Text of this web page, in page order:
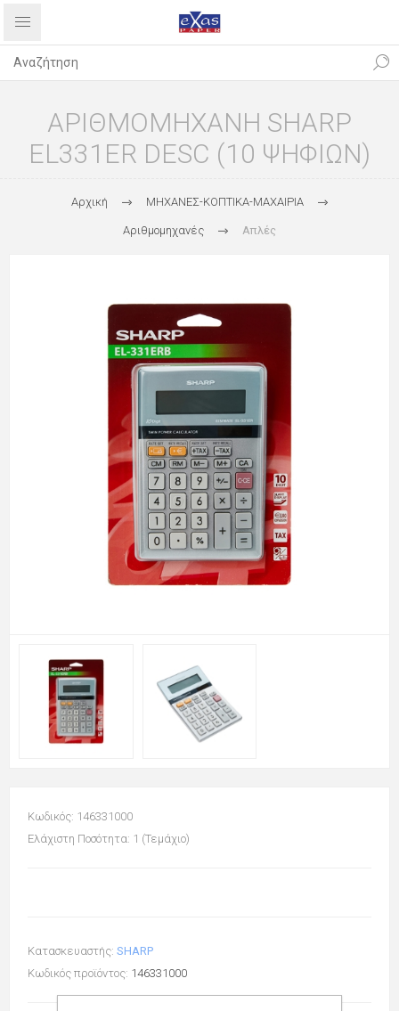
ΑΡΙΘΜΟΜΗΧΑΝΗ SHARP
EL331ER DESC (10 ΨΗΦΙΩΝ)
Αρχική ΜΗΧΑΝΕΣ-ΚΟΠΤΙΚΑ-ΜΑΧΑΙΡΙΑ
Αριθμομηχανές Απλές
Κωδικός: 146331000
Ελάχιστη Ποσότητα: 1 (Τεμάχιο)
Κατασκευαστής: SHARP
Κωδικός προϊόντος: 146331000